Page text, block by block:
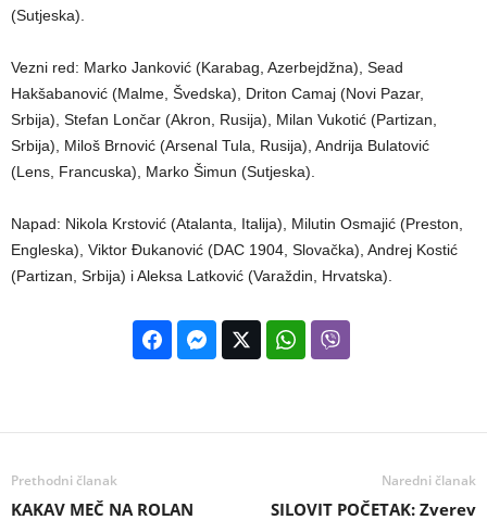
(Sutjeska).
Vezni red: Marko Janković (Karabag, Azerbejdžna), Sead
Hakšabanović (Malme, Švedska), Driton Camaj (Novi Pazar,
Srbija), Stefan Lončar (Akron, Rusija), Milan Vukotić (Partizan,
Srbija), Miloš Brnović (Arsenal Tula, Rusija), Andrija Bulatović
(Lens, Francuska), Marko Šimun (Sutjeska).
Napad: Nikola Krstović (Atalanta, Italija), Milutin Osmajić (Preston,
Engleska), Viktor Đukanović (DAC 1904, Slovačka), Andrej Kostić
(Partizan, Srbija) i Aleksa Latković (Varaždin, Hrvatska).
Prethodni članak
KAKAV MEČ NA ROLAN
Naredni članak
SILOVIT POČETAK: Zverev